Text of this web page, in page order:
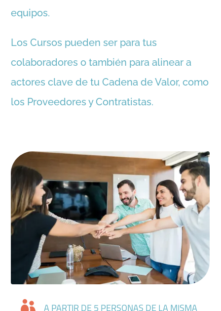
equipos.
Los Cursos pueden ser para tus
colaboradores o también para alinear a
actores clave de tu Cadena de Valor, como
los Proveedores y Contratistas.
 A PARTIR DE 5 PERSONAS DE LA MISMA